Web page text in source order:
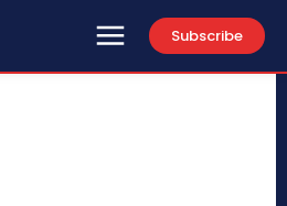
Subscribe